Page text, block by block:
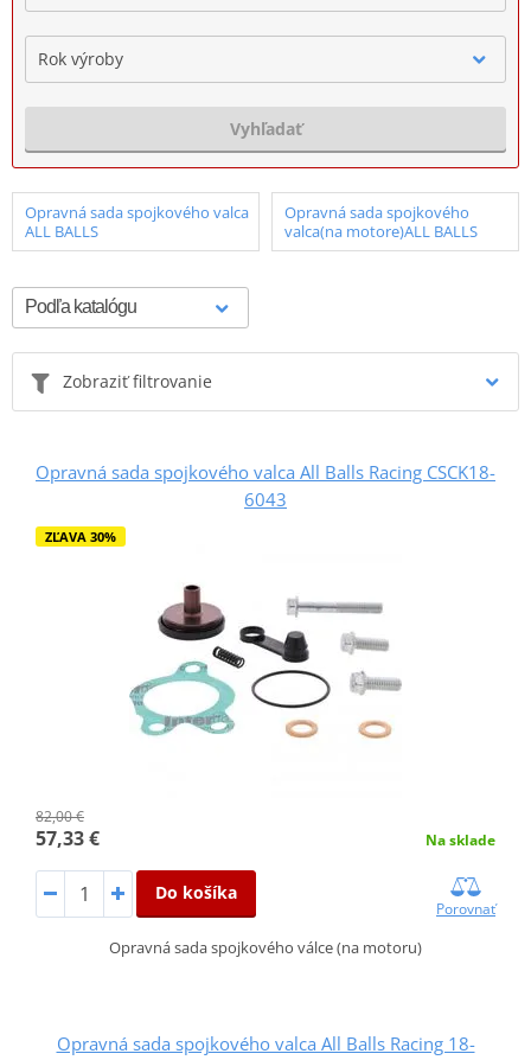
Rok výroby
Vyhľadať
Opravná sada spojkového valca
ALL BALLS
Opravná sada spojkového
valca(na motore)ALL BALLS
Zobraziť filtrovanie
Opravná sada spojkového valca All Balls Racing CSCK18-
6043
ZĽAVA 30%
82,00 €
57,33 € Na sklade
Do košíka
Porovnať
Opravná sada spojkového válce (na motoru)
Opravná sada spojkového valca All Balls Racing 18-